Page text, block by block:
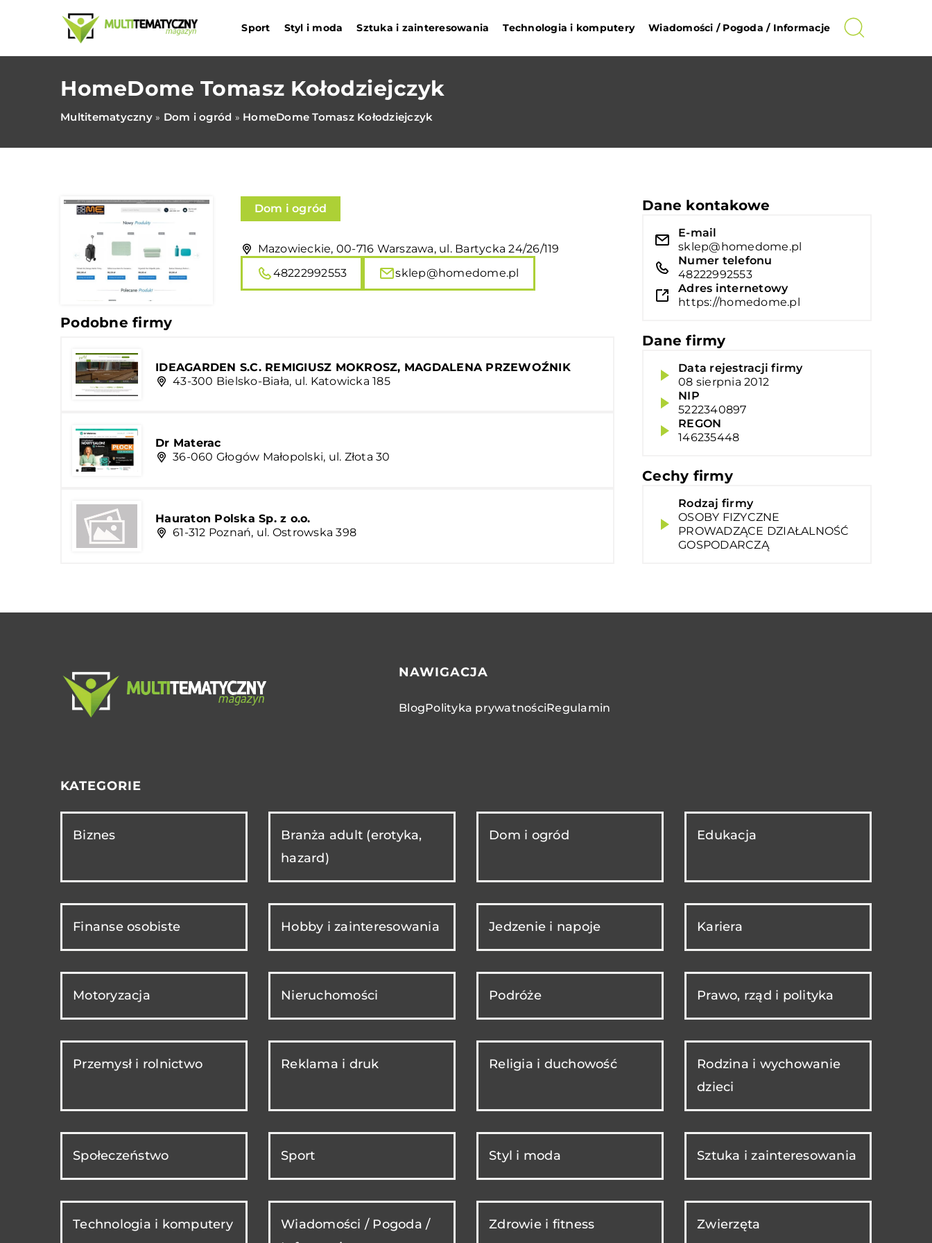
Sport Styl i moda Sztuka i zainteresowania Technologia i komputery Wiadomości / Pogoda / Informacje
HomeDome Tomasz Kołodziejczyk
Multitematyczny» Dom i ogród » HomeDome Tomasz Kołodziejczyk
Dom i ogród
Mazowieckie, 00-716 Warszawa, ul. Bartycka 24/26/119
48222992553
sklep@homedome.pl
Podobne firmy
IDEAGARDEN S.C. REMIGIUSZ MOKROSZ, MAGDALENA PRZEWOŹNIK
43-300 Bielsko-Biała, ul. Katowicka 185
Dr Materac
36-060 Głogów Małopolski, ul. Złota 30
Hauraton Polska Sp. z o.o.
61-312 Poznań, ul. Ostrowska 398
Dane kontakowe
E-mail
sklep@homedome.pl
Numer telefonu
48222992553
Adres internetowy
https://homedome.pl
Dane firmy
Data rejestracji firmy
08 sierpnia 2012
NIP
5222340897
REGON
146235448
Cechy firmy
Rodzaj firmy
OSOBY FIZYCZNE
PROWADZĄCE DZIAŁALNOŚĆ
GOSPODARCZĄ
NAWIGACJA
BlogPolityka prywatnościRegulamin
KATEGORIE
Biznes
Branża adult (erotyka,
hazard)
Dom i ogród Edukacja
Finanse osobiste Hobby i zainteresowania Jedzenie i napoje Kariera
Motoryzacja Nieruchomości Podróże Prawo, rząd i polityka
Przemysł i rolnictwo Reklama i druk Religia i duchowość
Rodzina i wychowanie
dzieci
Społeczeństwo Sport Styl i moda Sztuka i zainteresowania
Technologia i komputery
Wiadomości / Pogoda /
Zdrowie i fitness Zwierzęta